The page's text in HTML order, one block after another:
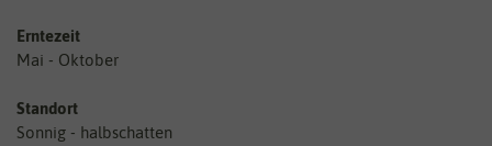
Erntezeit
Mai - Oktober
Standort
Sonnig - halbschatten